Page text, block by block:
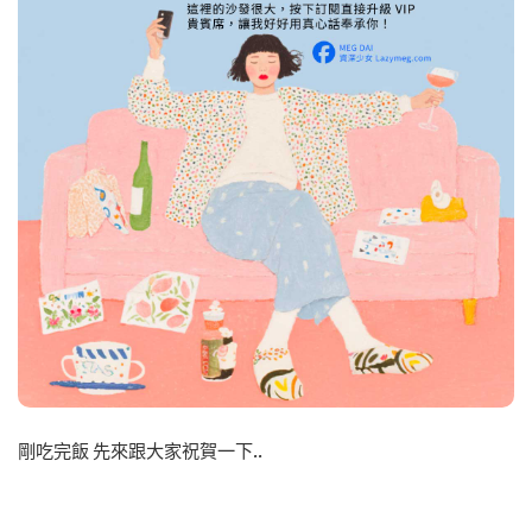
剛吃完飯 先來跟大家祝賀一下..